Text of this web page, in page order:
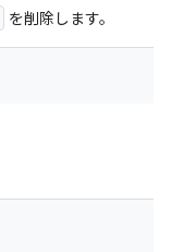
を削除します。